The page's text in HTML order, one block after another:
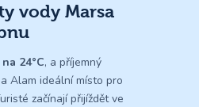
vody Marsa
24°C, a příjemný
Alam ideální místo pro
začínají přijíždět ve